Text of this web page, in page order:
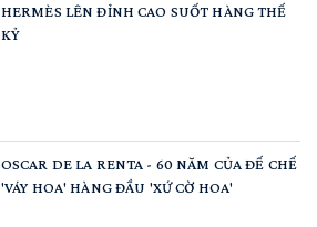
HERMÈS LÊN ĐỈNH CAO SUỐT HÀNG THẾ
KỶ
OSCAR DE LA RENTA - 60 NĂM CỦA ĐẾ CHẾ
'VÁY HOA' HÀNG ĐẦU 'XỨ CỜ HOA'